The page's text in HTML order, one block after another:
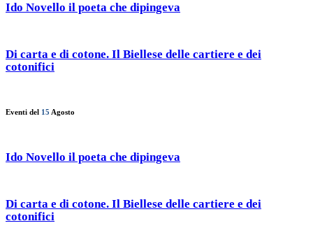
Ido Novello il poeta che dipingeva
Di carta e di cotone. Il Biellese delle cartiere e dei
cotonifici
Eventi del 15 Agosto
Ido Novello il poeta che dipingeva
Di carta e di cotone. Il Biellese delle cartiere e dei
cotonifici